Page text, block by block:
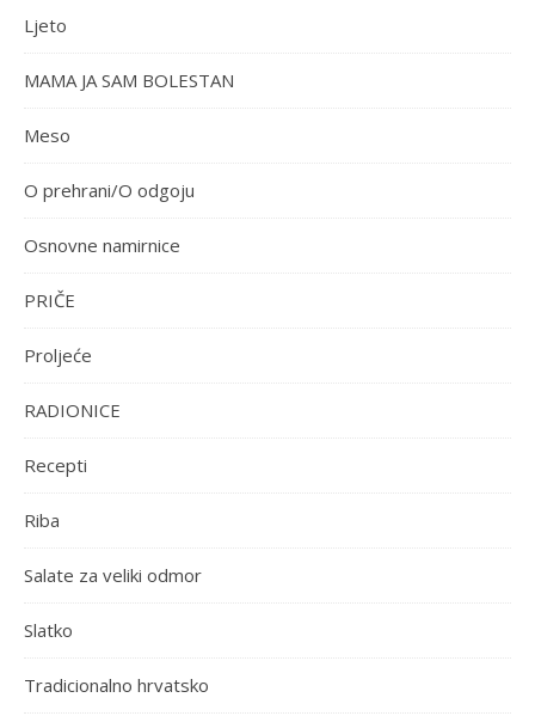
Ljeto
MAMA JA SAM BOLESTAN
Meso
O prehrani/O odgoju
Osnovne namirnice
PRIČE
Proljeće
RADIONICE
Recepti
Riba
Salate za veliki odmor
Slatko
Tradicionalno hrvatsko